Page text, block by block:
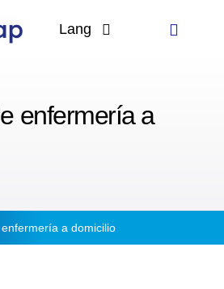
Toggle
Lang
enfermería a
a domicilio